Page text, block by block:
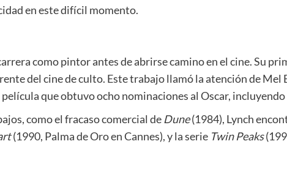
en este difícil momento.
como pintor antes de abrirse camino en el cine. Su
del cine de culto. Este trabajo llamó la atención de
que obtuvo ocho nominaciones al Oscar,
como el fracaso comercial de Dune(1984), Lynch
(1990, Palma de Oro en Cannes), y la serie Twin Peaks